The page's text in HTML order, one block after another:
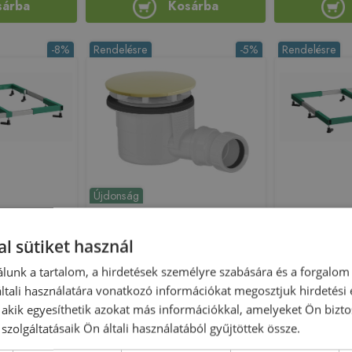
Kosárba
-8%
Ft
Újdonság
-5%
Rendelésre
Azonosító: 223663
Cikkszám: 17911G
21 400 Ft 20 330 Ft
Rendelésre
Cikkszám:
sütiket használ
a tartalom, a hirdetések személyre szabására és a forgalom
használatára vonatkozó információkat megosztjuk hirdetési
egyesíthetik azokat más információkkal, amelyeket Ön
Ön általi használatából gyűjtöttek össze.